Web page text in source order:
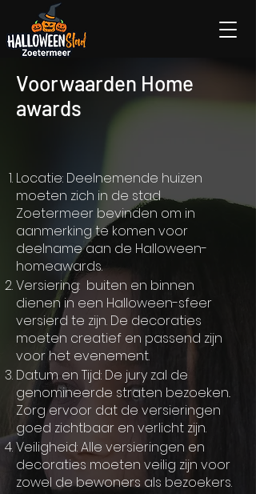
Voorwaarden Home
awards
Locatie: Deelnemende huizen
moeten zich in de stad
Zoetermeer bevinden om in
aanmerking te komen voor
deelname aan de Halloween-
homeawards.
Versiering: buiten en binnen
dienen in een Halloween-sfeer
versierd te zijn. De decoraties
moeten creatief en passend zijn
voor het evenement.
Datum en Tijd: De jury zal de
genomineerde straten bezoeken..
Zorg ervoor dat de versieringen
goed zichtbaar en verlicht zijn.
Veiligheid: Alle versieringen en
decoraties moeten veilig zijn voor
zowel de bewoners als bezoekers.